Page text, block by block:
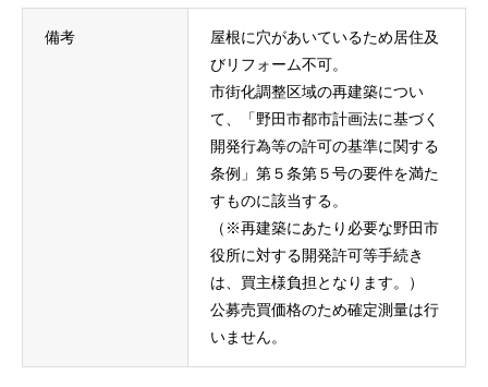
備考
屋根に穴があいているため居住及
びリフォーム不可。
市街化調整区域の再建築につい
て、「野田市都市計画法に基づく
開発行為等の許可の基準に関する
条例」第５条第５号の要件を満た
すものに該当する。
（※再建築にあたり必要な野田市
役所に対する開発許可等手続き
は、買主様負担となります。）
公募売買価格のため確定測量は行
いません。